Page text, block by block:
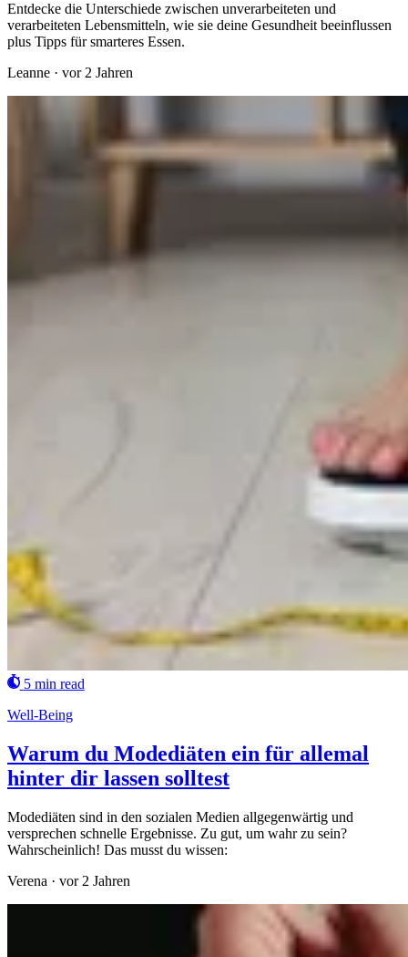
Entdecke die Unterschiede zwischen unverarbeiteten und
verarbeiteten Lebensmitteln, wie sie deine Gesundheit beeinflussen
plus Tipps für smarteres Essen.
Leanne · vor 2 Jahren
5 min read
Well-Being
Warum du Modediäten ein für allemal
hinter dir lassen solltest
Modediäten sind in den sozialen Medien allgegenwärtig und
versprechen schnelle Ergebnisse. Zu gut, um wahr zu sein?
Wahrscheinlich! Das musst du wissen:
Verena · vor 2 Jahren